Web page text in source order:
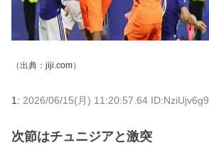
（出典： jiji.com）
1: 2026/06/15(月) 11:20:57.64 ID:NziUjv6g9
次節はチュニジアと激突